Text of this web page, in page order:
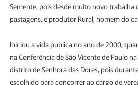
Semente, pois desde muito novo trabalha
pastagens, é produtor Rural, homem do
Iniciou a vida publica no ano de 2000,
na Conferência de São Vicente de Paulo
distrito de Senhora das Dores, pois
escolhido para concorrer ao cargo de